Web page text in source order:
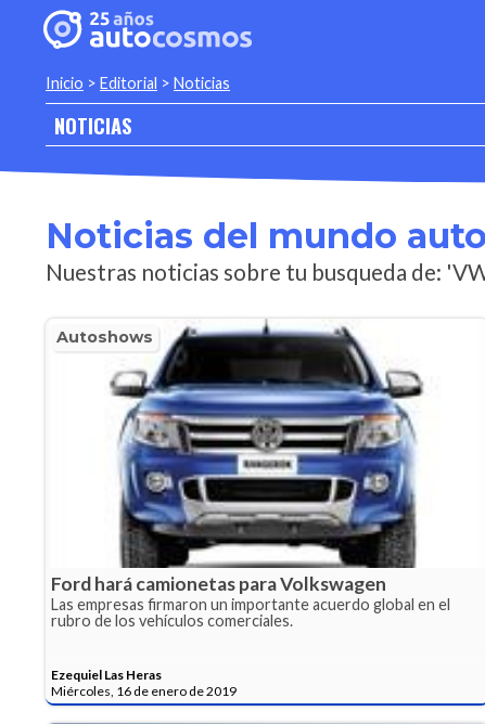
Inicio > Editorial > Noticias
NOTICIAS
Noticias del mundo
Nuestras noticias sobre tu busqueda de:
Autoshows
Ford hará camionetas para Volkswagen
Las empresas firmaron un importante acuerdo global en el
rubro de los vehículos comerciales.
Ezequiel Las Heras
Miércoles, 16 de enero de 2019